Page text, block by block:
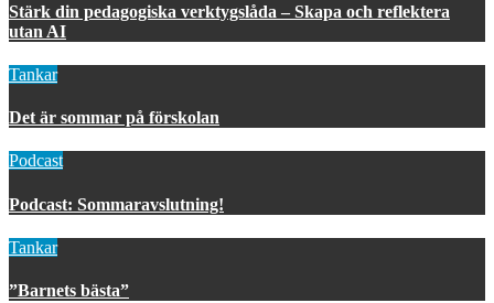
Stärk din pedagogiska verktygslåda – Skapa och reflektera
utan AI
Tankar
Det är sommar på förskolan
Podcast
Podcast: Sommaravslutning!
Tankar
”Barnets bästa”